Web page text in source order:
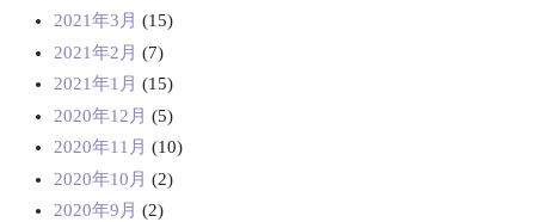
2021年3月 (15)
2021年2月 (7)
2021年1月 (15)
2020年12月 (5)
2020年11月 (10)
2020年10月 (2)
2020年9月 (2)